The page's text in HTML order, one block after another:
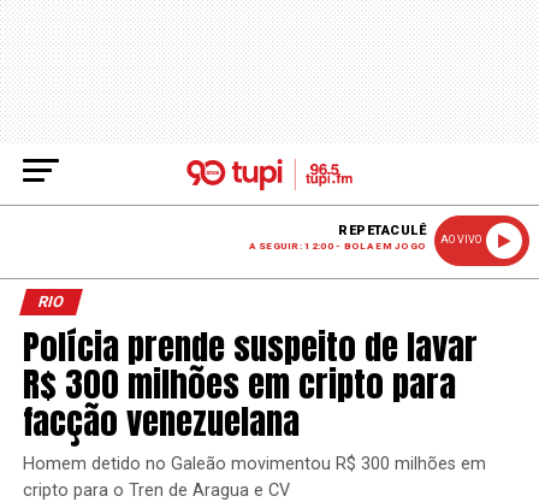
REPETACULÊ
A SEGUIR: 12:00 - BOLA EM JOGO
AO VIVO
RIO
Polícia prende suspeito de lavar
R$ 300 milhões em cripto para
facção venezuelana
Homem detido no Galeão movimentou R$ 300 milhões em
cripto para o Tren de Aragua e CV